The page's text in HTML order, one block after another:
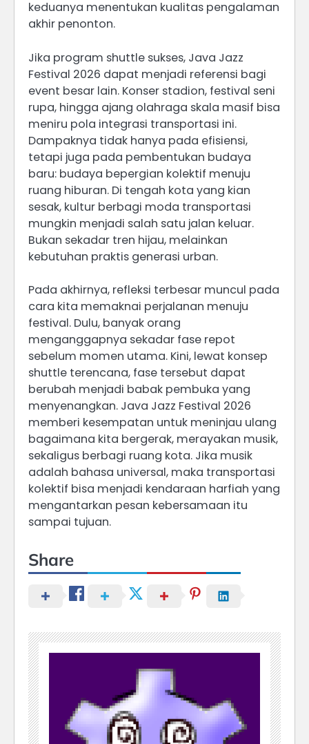
keduanya menentukan kualitas pengalaman
akhir penonton.
Jika program shuttle sukses, Java Jazz
Festival 2026 dapat menjadi referensi bagi
event besar lain. Konser stadion, festival seni
rupa, hingga ajang olahraga skala masif bisa
meniru pola integrasi transportasi ini.
Dampaknya tidak hanya pada efisiensi,
tetapi juga pada pembentukan budaya
baru: budaya bepergian kolektif menuju
ruang hiburan. Di tengah kota yang kian
sesak, kultur berbagi moda transportasi
mungkin menjadi salah satu jalan keluar.
Bukan sekadar tren hijau, melainkan
kebutuhan praktis generasi urban.
Pada akhirnya, refleksi terbesar muncul pada
cara kita memaknai perjalanan menuju
festival. Dulu, banyak orang
menganggapnya sekadar fase repot
sebelum momen utama. Kini, lewat konsep
shuttle terencana, fase tersebut dapat
berubah menjadi babak pembuka yang
menyenangkan. Java Jazz Festival 2026
memberi kesempatan untuk meninjau ulang
bagaimana kita bergerak, merayakan musik,
sekaligus berbagi ruang kota. Jika musik
adalah bahasa universal, maka transportasi
kolektif bisa menjadi kendaraan harfiah yang
mengantarkan pesan kebersamaan itu
sampai tujuan.
Share